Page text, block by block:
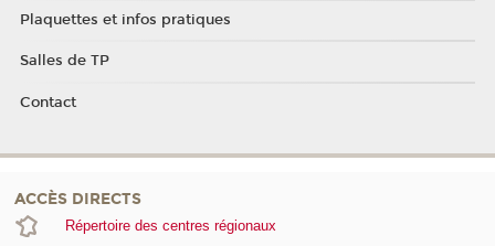
Plaquettes et infos pratiques
Salles de TP
Contact
ACCÈS DIRECTS
Répertoire des centres régionaux